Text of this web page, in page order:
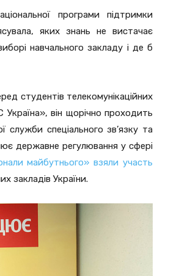
програми підтримки
яких знань не вистачає
навчального закладу і де б
студентів телекомунікаційних
він щорічно проходить
служби спеціального зв’язку та
державне регулювання у сфері
майбутнього» взяли участь
закладів України.